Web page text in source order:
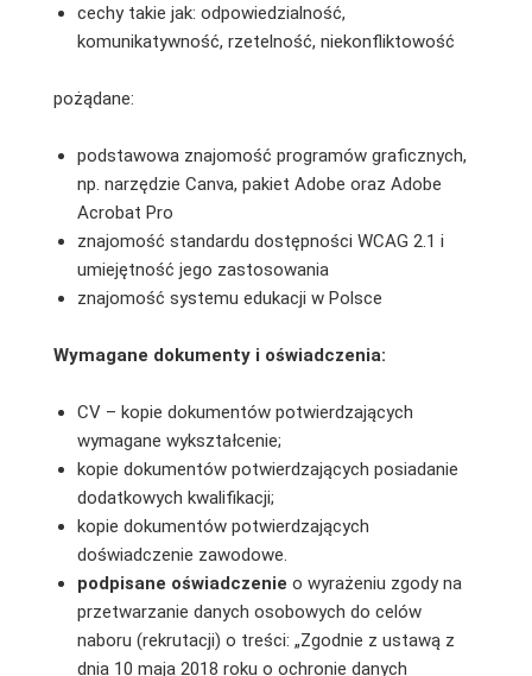
cechy takie jak: odpowiedzialność,
komunikatywność, rzetelność, niekonfliktowość
pożądane:
podstawowa znajomość programów graficznych,
np. narzędzie Canva, pakiet Adobe oraz Adobe
Acrobat Pro
znajomość standardu dostępności WCAG 2.1 i
umiejętność jego zastosowania
znajomość systemu edukacji w Polsce
Wymagane dokumenty i oświadczenia:
CV – kopie dokumentów potwierdzających
wymagane wykształcenie;
kopie dokumentów potwierdzających posiadanie
dodatkowych kwalifikacji;
kopie dokumentów potwierdzających
doświadczenie zawodowe.
podpisane oświadczenie o wyrażeniu zgody na
przetwarzanie danych osobowych do celów
naboru (rekrutacji) o treści: „Zgodnie z ustawą z
dnia 10 maja 2018 roku o ochronie danych